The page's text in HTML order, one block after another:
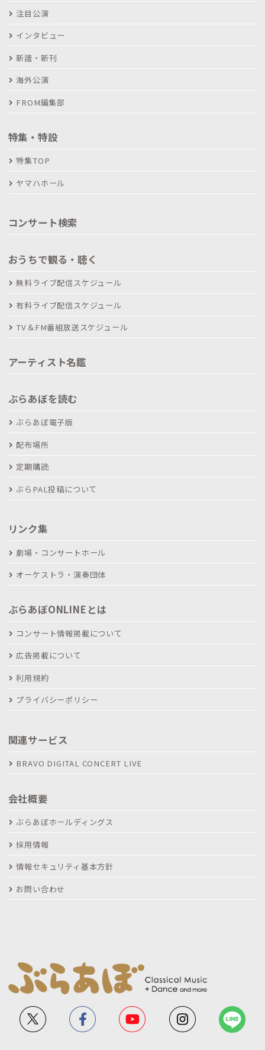
注目公演
インタビュー
新譜・新刊
海外公演
FROM編集部
特集・特設
特集TOP
ヤマハホール
コンサート検索
おうちで観る・聴く
無料ライブ配信スケジュール
有料ライブ配信スケジュール
TV＆FM番組放送スケジュール
アーティスト名鑑
ぶらあぼを読む
ぶらあぼ電子版
配布場所
定期購読
ぶらPAL投稿について
リンク集
劇場・コンサートホール
オーケストラ・演奏団体
ぶらあぼONLINEとは
コンサート情報掲載について
広告掲載について
利用規約
プライバシーポリシー
関連サービス
BRAVO DIGITAL CONCERT LIVE
会社概要
ぶらあぼホールディングス
採用情報
情報セキュリティ基本方針
お問い合わせ